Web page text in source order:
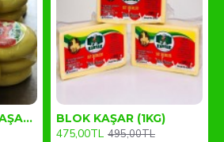
malakan GÖBEK KAŞAR (1KG) BLOK KAŞAR (1KG)
475,00TL 495,00TL